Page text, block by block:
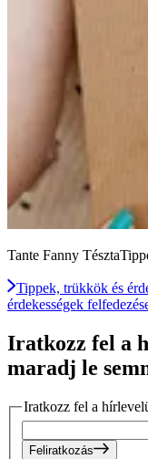
Tante Fanny
Tippek, trükkök és
érdekességek
Iratkozz fel a
maradj le
Iratkozz fel a
Feliratkozás